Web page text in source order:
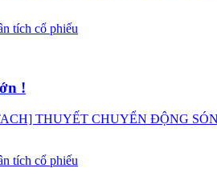
tích cổ phiếu
!
THUYẾT CHUYỂN ĐỘNG
tích cổ phiếu